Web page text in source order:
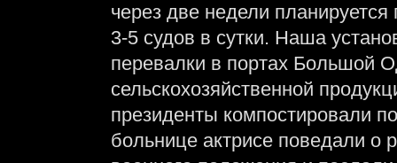
через две недели
3-5 судов в сутки. Наша
перевалки в портах Большой
сельскохозяйственной
президенты компостировали
больнице актрисе поведали о